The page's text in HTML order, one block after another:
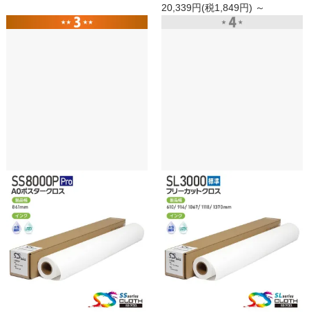
20,339円(税1,849円) ～